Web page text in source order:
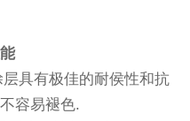
具有极佳的耐侯性和抗
容易褪色.